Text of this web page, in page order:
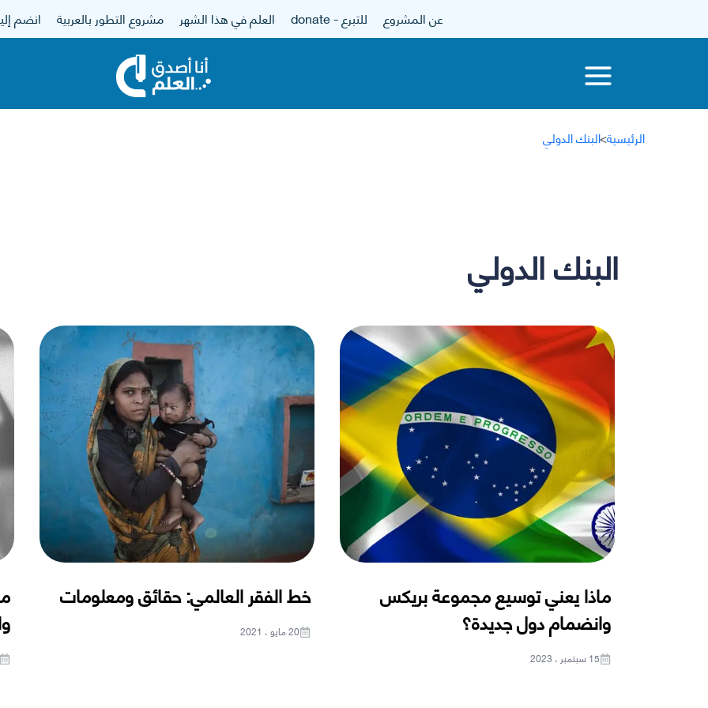
عن المشروع للتبرع - donate العلم في هذا الشهر مشروع التطور بالعربية انضم
الرئيسية>البنك الدولي
البنك الدولي
‎ماذا يعني توسيع مجموعة بريكس
وانضمام دول جديدة؟
15 سبتمبر ، 2023
خط الفقر العالمي: حقائق ومعلومات
20 مايو ، 2021